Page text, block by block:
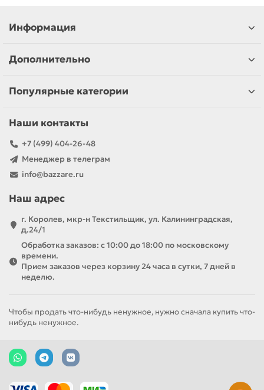
Информация
Дополнительно
Популярные категории
Наши контакты
+7 (499) 404-26-48
Менеджер в телеграм
info@bazzare.ru
Наш адрес
г. Королев, мкр-н Текстильщик, ул. Калининградская,
д.24/1
Обработка заказов: с 10:00 до 18:00 по московскому
времени.
Прием заказов через корзину 24 часа в сутки, 7 дней в
неделю.
Чтобы продать что-нибудь ненужное, нужно сначала купить что-
нибудь ненужное.